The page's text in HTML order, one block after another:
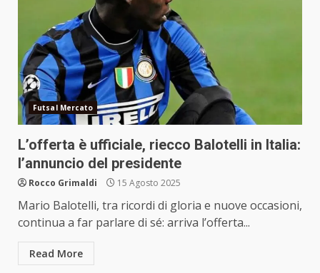
Futsal Mercato
L’offerta è ufficiale, riecco Balotelli in Italia:
l’annuncio del presidente
Rocco Grimaldi 15 Agosto 2025
Mario Balotelli, tra ricordi di gloria e nuove occasioni,
continua a far parlare di sé: arriva l’offerta...
Read More